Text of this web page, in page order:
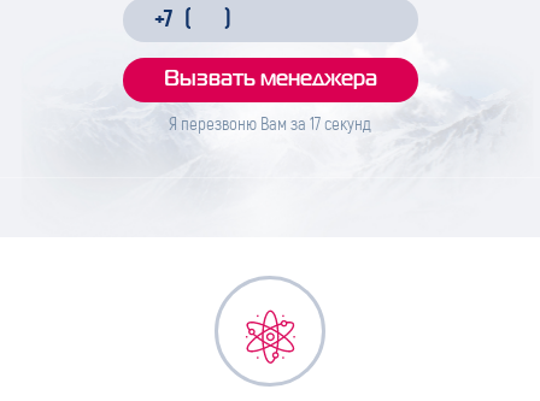
Я перезвоню Вам за 17секунд